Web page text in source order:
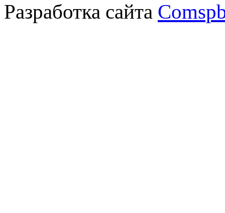
Разработка сайта